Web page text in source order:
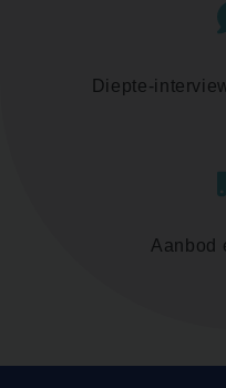
Diepte-
Aanbod